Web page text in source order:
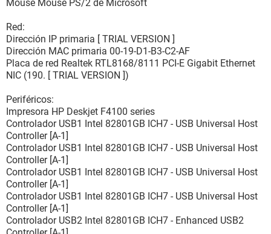
Mouse Mouse PS/2 de Microsoft
Red:
Dirección IP primaria [ TRIAL VERSION ]
Dirección MAC primaria 00-19-D1-B3-C2-AF
Placa de red Realtek RTL8168/8111 PCI-E Gigabit Ethernet
NIC (190. [ TRIAL VERSION ])
Periféricos:
Impresora HP Deskjet F4100 series
Controlador USB1 Intel 82801GB ICH7 - USB Universal Host
Controller [A-1]
Controlador USB1 Intel 82801GB ICH7 - USB Universal Host
Controller [A-1]
Controlador USB1 Intel 82801GB ICH7 - USB Universal Host
Controller [A-1]
Controlador USB1 Intel 82801GB ICH7 - USB Universal Host
Controller [A-1]
Controlador USB2 Intel 82801GB ICH7 - Enhanced USB2